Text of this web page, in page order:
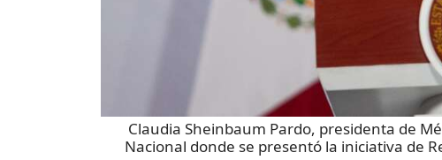
Claudia Sheinbaum Pardo, presidenta de
Nacional donde se presentó la iniciativa de